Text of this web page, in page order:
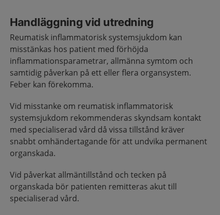
Handläggning vid utredning
Reumatisk inflammatorisk systemsjukdom kan
misstänkas hos patient med förhöjda
inflammationsparametrar, allmänna symtom och
samtidig påverkan på ett eller flera organsystem.
Feber kan förekomma.
Vid misstanke om reumatisk inflammatorisk
systemsjukdom rekommenderas skyndsam kontakt
med specialiserad vård då vissa tillstånd kräver
snabbt omhändertagande för att undvika permanent
organskada.
Vid påverkat allmäntillstånd och tecken på
organskada bör patienten remitteras akut till
specialiserad vård.